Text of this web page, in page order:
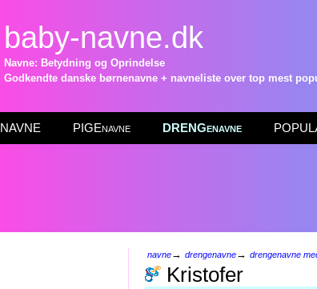
baby-navne.dk
Navne: Betydning og Oprindelse
Godkendte danske børnenavne + navneliste over top mest
NAVNE PIGEnavne DRENGenavne
navne→ drengenavne→ drengenavne
Kristofer